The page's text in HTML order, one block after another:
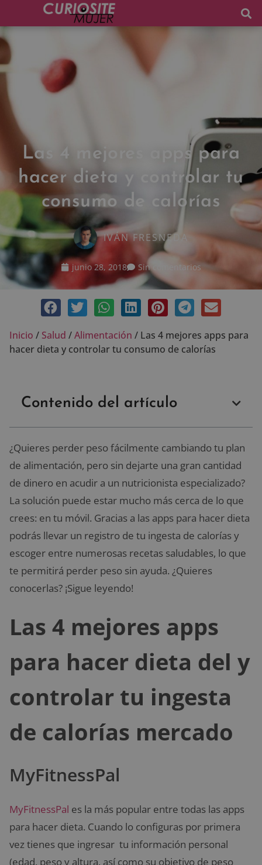
Las 4 mejores apps para
hacer dieta y controlar tu
consumo de calorías
IVÁN FRESNEDA
junio 28, 2018 Sin comentarios
Inicio / Salud /Alimentación / Las 4 mejores apps para
hacer dieta y controlar tu consumo de calorías
Contenido del artículo
¿Quieres perder peso fácilmente cambiando tu plan
de alimentación, pero sin dejarte una gran cantidad
de dinero en acudir a un nutricionista especializado?
La solución puede estar mucho más cerca de lo que
crees: en tu móvil. Gracias a las apps para hacer dieta
podrás llevar un registro de tu ingesta de calorías y
escoger entre numerosas recetas saludables, lo que
te permitirá perder peso sin ayuda. ¿Quieres
conocerlas? ¡Sigue leyendo!
Las 4 mejores apps
para hacer dieta del y
controlar tu ingesta
de calorías mercado
MyFitnessPal
MyFitnessPal es la más popular entre todas las apps
para hacer dieta. Cuando lo configuras por primera
vez tienes que ingresar tu información personal
(edad, peso y altura, así como su objetivo de peso